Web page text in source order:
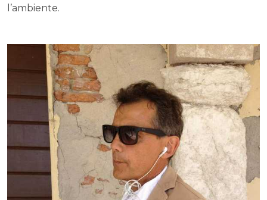
l’ambiente.